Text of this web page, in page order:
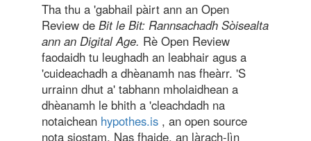
Tha thu a 'gabhail pàirt ann an Open
Review de Bit le Bit: Rannsachadh Sòisealta
ann an Digital Age. Rè Open Review
faodaidh tu leughadh an leabhair agus a
'cuideachadh a dhèanamh nas fheàrr. 'S
urrainn dhut a' tabhann mholaidhean a
dhèanamh le bhith a 'cleachdadh na
notaichean hypothes.is , an open source
nota siostam. Nas fhaide, an làrach-lìn